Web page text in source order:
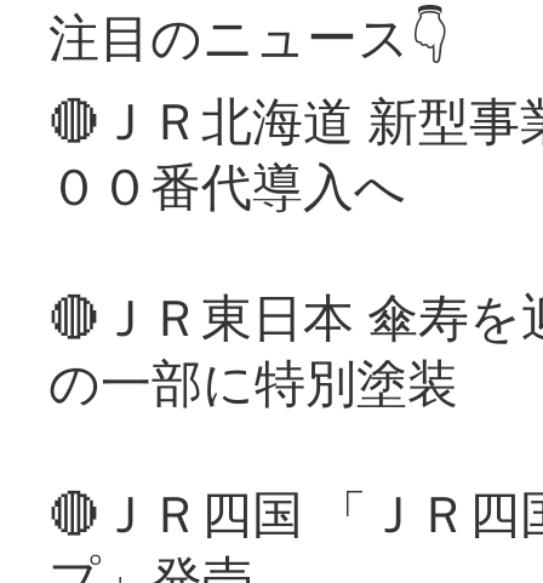
注目のニュース👇
🔴ＪＲ北海道 新型
００番代導入へ
🔴ＪＲ東日本 傘寿
の一部に特別塗装
🔴ＪＲ四国 「ＪＲ